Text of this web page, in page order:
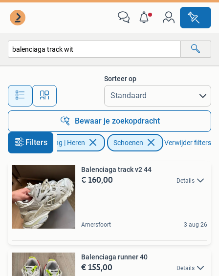
Alle afstanden…
Sorteer op
Bewaar je zoekopdracht
FiltersKleding | Heren Schoenen Verwijder filters
Balenciaga track v2 44
€ 160,00 Details
Amersfoort 3 aug 26
Balenciaga runner 40
€ 155,00 Details